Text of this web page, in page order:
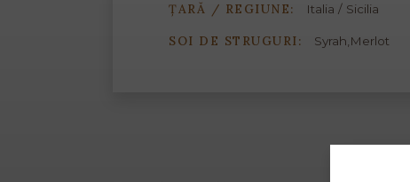
ȚARĂ / REGIUNE: Italia / Sicilia
SOI DE STRUGURI: Syrah,Merlot